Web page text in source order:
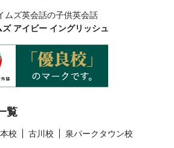
ムズ英会話の子供英会話
ズ アイビー イングリッシュ
覧
校 古川校 泉パークタウン校